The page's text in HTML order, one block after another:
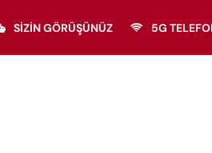
SIZIN GÖRÜŞÜNÜZ 5G